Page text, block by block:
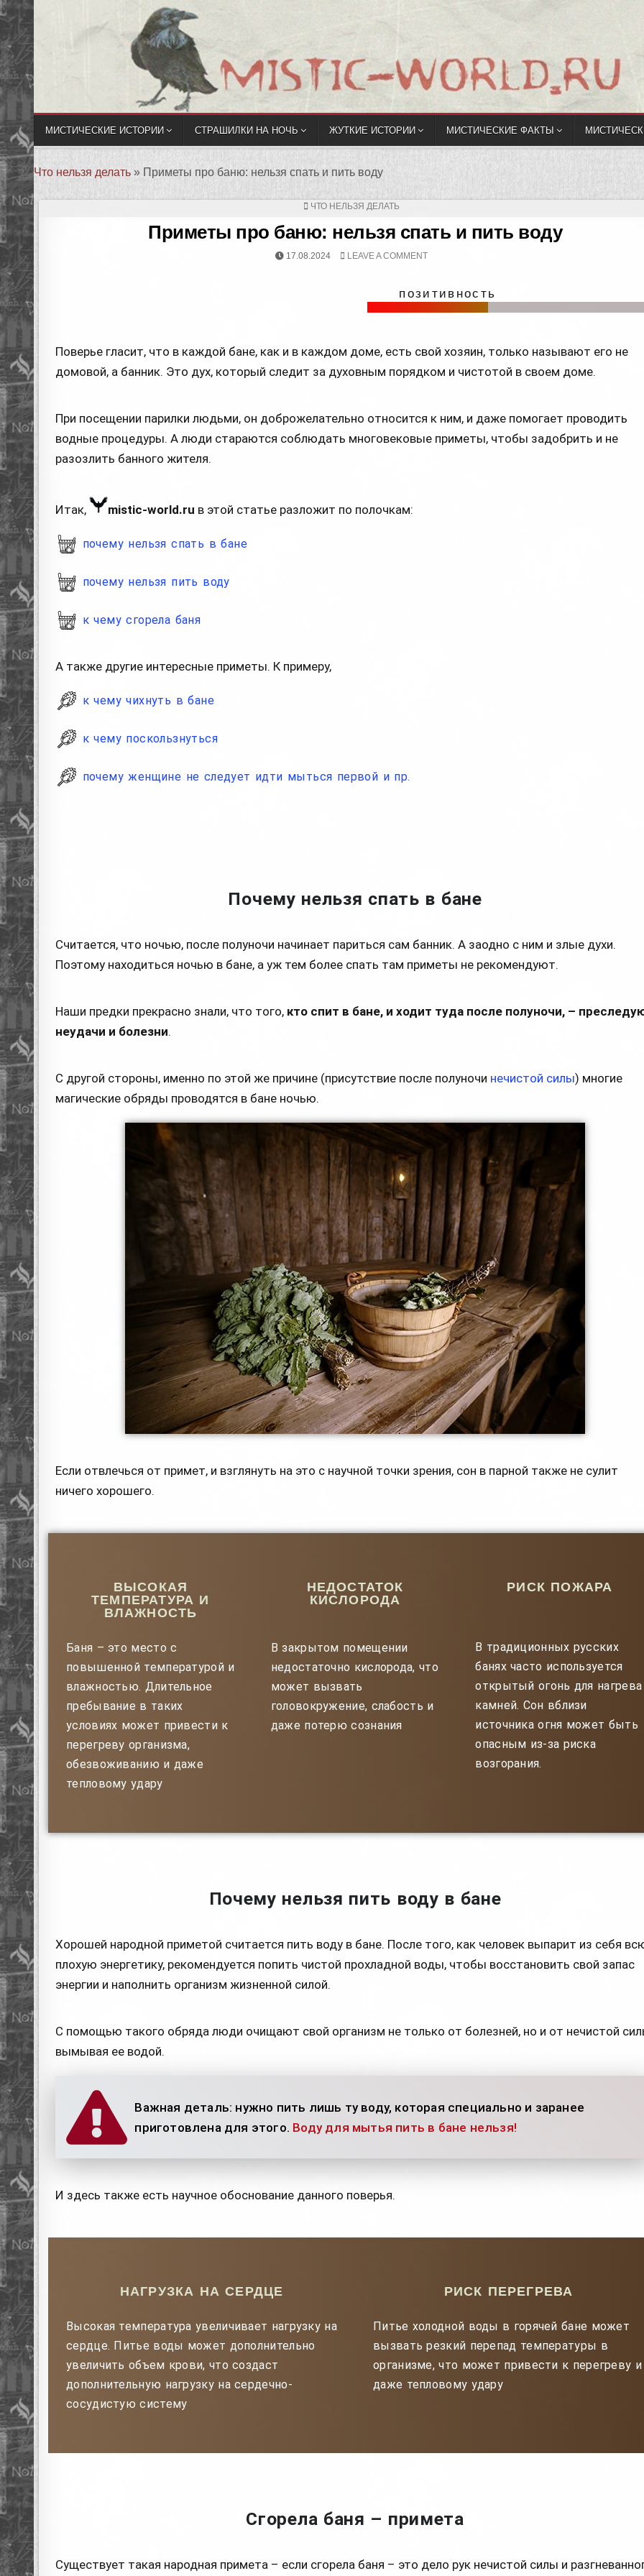
МИСТИЧЕСКИЕ ИСТОРИИ СТРАШИЛКИ НА НОЧЬ ЖУТКИЕ ИСТОРИИ МИСТИЧЕСКИЕ ФАКТЫ
Что нельзя делать » Приметы про баню: нельзя спать и пить воду
ЧТО НЕЛЬЗЯ ДЕЛАТЬ
Приметы про баню: нельзя спать и пить воду
17.08.2024 LEAVE A COMMENT
позитивность
Поверье гласит, что в каждой бане, как и в каждом доме, есть свой хозяин, только называют его не
домовой, а банник. Это дух, который следит за духовным порядком и чистотой в своем доме.
При посещении парилки людьми, он доброжелательно относится к ним, и даже помогает проводить
водные процедуры. А люди стараются соблюдать многовековые приметы, чтобы задобрить и не
разозлить банного жителя.
Итак, mistic-world.ru в этой статье разложит по полочкам:
почему нельзя спать в бане
почему нельзя пить воду
к чему сгорела баня
А также другие интересные приметы. К примеру,
к чему чихнуть в бане
к чему поскользнуться
почему женщине не следует идти мыться первой и пр.
Почему нельзя спать в бане
Считается, что ночью, после полуночи начинает париться сам банник. А заодно с ним и злые духи.
Поэтому находиться ночью в бане, а уж тем более спать там приметы не рекомендуют.
Наши предки прекрасно знали, что того, кто спит в бане, и ходит туда после полуночи, –
неудачи и болезни.
С другой стороны, именно по этой же причине (присутствие после полуночи нечистой силы) многие
магические обряды проводятся в бане ночью.
Если отвлечься от примет, и взглянуть на это с научной точки зрения, сон в парной также не сулит
ничего хорошего.
ВЫСОКАЯ
ТЕМПЕРАТУРА И
ВЛАЖНОСТЬ
Баня – это место с
повышенной температурой и
влажностью. Длительное
пребывание в таких
условиях может привести к
перегреву организма,
обезвоживанию и даже
тепловому удару
НЕДОСТАТОК
КИСЛОРОДА
В закрытом помещении
недостаточно кислорода, что
может вызвать
головокружение, слабость и
даже потерю сознания
РИСК ПОЖАРА
В традиционных русских
банях часто используется
открытый огонь для нагрева
камней. Сон вблизи
источника огня может быть
опасным из-за риска
возгорания.
Почему нельзя пить воду в бане
Хорошей народной приметой считается пить воду в бане. После того, как человек выпарит из себя
плохую энергетику, рекомендуется попить чистой прохладной воды, чтобы восстановить свой запас
энергии и наполнить организм жизненной силой.
С помощью такого обряда люди очищают свой организм не только от болезней, но и от нечистой
вымывая ее водой.
Важная деталь: нужно пить лишь ту воду, которая специально и заранее
приготовлена для этого. Воду для мытья пить в бане нельзя!
И здесь также есть научное обоснование данного поверья.
НАГРУЗКА НА СЕРДЦЕ
Высокая температура увеличивает нагрузку на
сердце. Питье воды может дополнительно
увеличить объем крови, что создаст
дополнительную нагрузку на сердечно-
сосудистую систему
РИСК ПЕРЕГРЕВА
Питье холодной воды в горячей бане может
вызвать резкий перепад температуры в
организме, что может привести к перегреву и
даже тепловому удару
Сгорела баня – примета
Существует такая народная примета – если сгорела баня – это дело рук нечистой силы и